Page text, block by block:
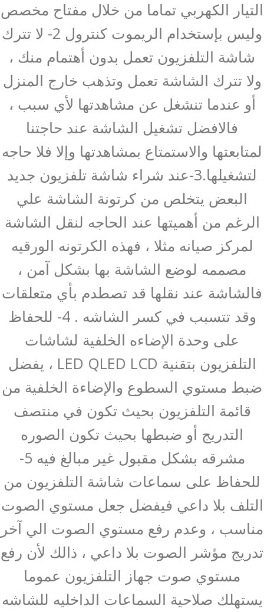
التيار الكهربي تماما من خلال مفتاح مخصص
وليس بإستخدام الريموت كنترول 2- لا تترك
شاشة التلفزيون تعمل بدون أهتمام منك ،
ولا تترك الشاشة تعمل وتذهب خارج المنزل
أو عندما تنشغل عن مشاهدتها لأي سبب ،
فالافضل تشغيل الشاشة عند حاجتنا
لمتابعتها والاستمتاع بمشاهدتها وإلا فلا حاجه
لتشغيلها.3-عند شراء شاشة تلفزيون جديد
البعض يتخلص من كرتونة الشاشة علي
الرغم من أهميتها عند الحاجه لنقل الشاشة
لمركز صيانه مثلا ، فهذه الكرتونه الورقيه
مصممه لوضع الشاشة بها بشكل آمن ،
فالشاشة عند نقلها قد تصطدم بأي متعلقات
وقد تتسبب في كسر الشاشه . 4- للحفاظ
على وحدة الإضاءه الخلفية لشاشات
التلفزيون بتقنية LED QLED LCD ، يفضل
ضبط مستوي السطوع والإضاءة الخلفية من
قائمة التلفزيون بحيث تكون في منتصف
التدريج أو ضبطها بحيث تكون الصوره
مشرقه بشكل مقبول غير مبالغ فيه 5-
للحفاظ على سماعات شاشة التلفزيون من
التلف بلا داعي فيفضل جعل مستوي الصوت
مناسب ، وعدم رفع مستوي الصوت الي آخر
تدريج مؤشر الصوت بلا داعي ، ذالك لأن رفع
مستوي صوت جهاز التلفزيون عموما
يستهلك صلاحية السماعات الداخليه للشاشه